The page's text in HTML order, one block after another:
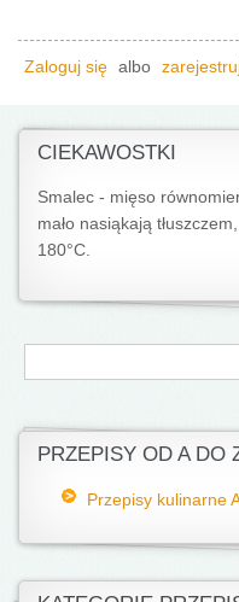
Zaloguj się albo
CIEKAWOSTKI
Smalec - mięso
mało nasiąkają
180°C.
Formularz
Szukaj
PRZEPISY OD A DO
Przepisy kulinarne